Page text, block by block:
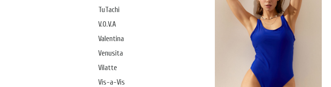
TuTachi
V.O.V.A
Valentina
Venusita
Vilatte
Vis-a-Vis